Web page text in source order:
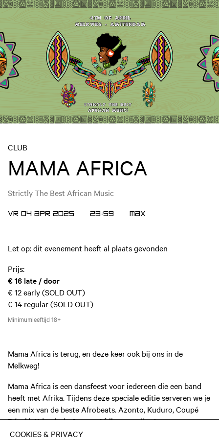
CLUB
MAMA AFRICA
Strictly The Best African Music
VR 04 APR 2025 23:59 MAX
Let op: dit evenement heeft al plaats gevonden
Prijs:
€ 16 late / door
€ 12early (SOLD OUT)
€ 14 regular (SOLD OUT)
Minimumleeftijd 18+
Mama Africa is terug, en deze keer ook bij ons in de
Melkweg!
Mama Africa is een dansfeest voor iedereen die een band
heeft met Afrika. Tijdens deze speciale editie serveren we je
een mix van de beste Afrobeats. Azonto, Kuduro, Coupé
Décalé, Ndombolo & meer Afrikaanse vibes!